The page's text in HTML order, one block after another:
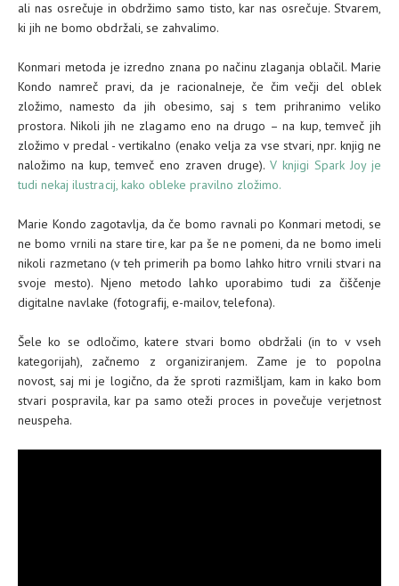
ali nas osrečuje in obdržimo samo tisto, kar nas osrečuje. Stvarem,
ki jih ne bomo obdržali, se zahvalimo.
Konmari metoda je izredno znana po načinu zlaganja oblačil. Marie
Kondo namreč pravi, da je racionalneje, če čim večji del oblek
zložimo, namesto da jih obesimo, saj s tem prihranimo veliko
prostora. Nikoli jih ne zlagamo eno na drugo – na kup, temveč jih
zložimo v predal - vertikalno (enako velja za vse stvari, npr. knjig ne
naložimo na kup, temveč eno zraven druge).V knjigi Spark Joy je
tudi nekaj ilustracij, kako obleke pravilno zložimo.
Marie Kondo zagotavlja, da če bomo ravnali po Konmari metodi, se
ne bomo vrnili na stare tire, kar pa še ne pomeni, da ne bomo imeli
nikoli razmetano (v teh primerih pa bomo lahko hitro vrnili stvari na
svoje mesto). Njeno metodo lahko uporabimo tudi za čiščenje
digitalne navlake (fotografij, e-mailov, telefona).
Šele ko se odločimo, katere stvari bomo obdržali (in to v vseh
kategorijah), začnemo z organiziranjem. Zame je to popolna
novost, saj mi je logično, da že sproti razmišljam, kam in kako bom
stvari pospravila, kar pa samo oteži proces in povečuje verjetnost
neuspeha.